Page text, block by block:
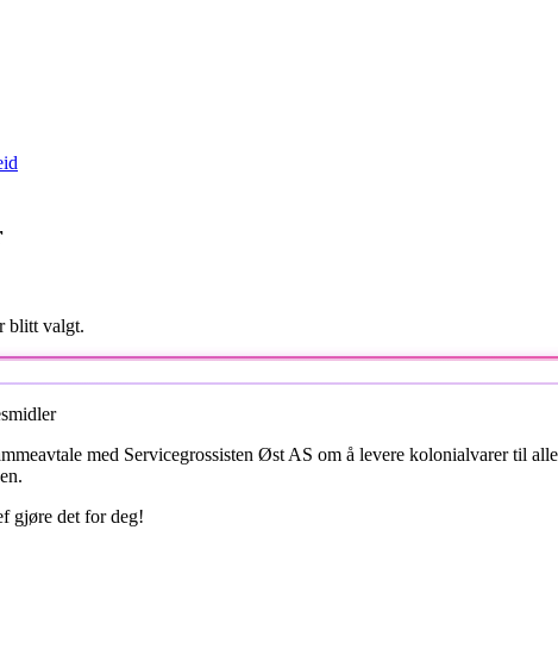
blitt valgt.
med Servicegrossisten Øst AS om å levere kolonialvarer til
gjøre det for deg!